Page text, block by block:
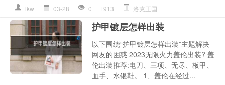
lkw 03-28 0 913 洛克王国
护甲镀层怎样出装
以下围绕“护甲镀层怎样出装”主题解决
网友的困惑 2023无限火力盖伦出装? 盖
伦出装推荐:电刀、三项、无尽、板甲、
血手、水银鞋。 1、盖伦在经过...